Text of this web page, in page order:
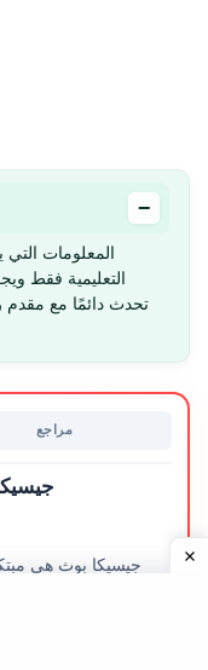
−
المعلومات
التعليمية فقط
تحدث دائمًا مع
مراجع
جيسيكا بوث هي